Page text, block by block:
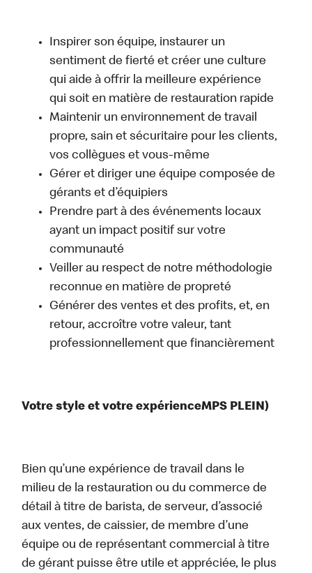
Inspirer son équipe, instaurer un
sentiment de fierté et créer une culture
qui aide à offrir la meilleure expérience
qui soit en matière de restauration rapide
Maintenir un environnement de travail
propre, sain et sécuritaire pour les clients,
vos collègues et vous-même
Gérer et diriger une équipe composée de
gérants et d’équipiers
Prendre part à des événements locaux
ayant un impact positif sur votre
communauté
Veiller au respect de notre méthodologie
reconnue en matière de propreté
Générer des ventes et des profits, et, en
retour, accroître votre valeur, tant
professionnellement que financièrement
Votre style et votre expérienceMPS PLEIN)
Bien qu’une expérience de travail dans le
milieu de la restauration ou du commerce de
détail à titre de barista, de serveur, d’associé
aux ventes, de caissier, de membre d’une
équipe ou de représentant commercial à titre
de gérant puisse être utile et appréciée, le plus